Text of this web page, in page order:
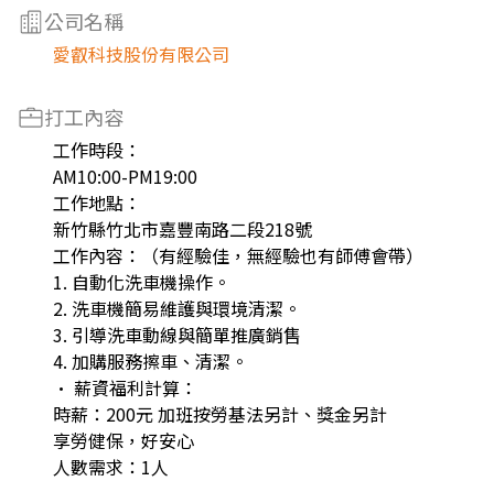
公司名稱
愛叡科技股份有限公司
打工內容
工作時段：
AM10:00-PM19:00
工作地點：
新竹縣竹北市嘉豐南路二段218號
工作內容：（有經驗佳，無經驗也有師傅會帶）
1. 自動化洗車機操作。
2. 洗車機簡易維護與環境清潔。
3. 引導洗車動線與簡單推廣銷售
4. 加購服務擦車、清潔。
• 薪資福利計算：
時薪：200元 加班按勞基法另計、獎金另計
享勞健保，好安心
人數需求：1人